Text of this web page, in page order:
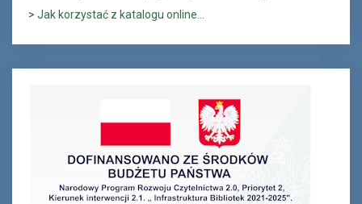
> Jak korzystać z katalogu online...